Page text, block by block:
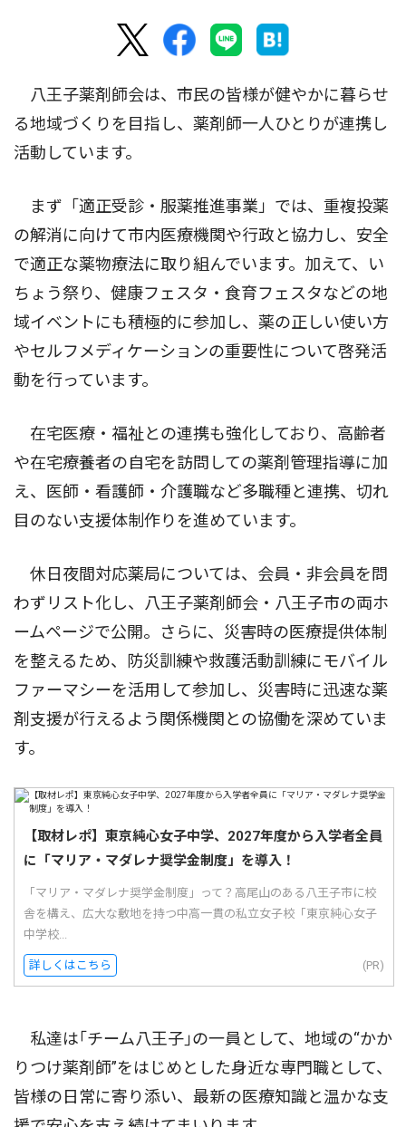
八王子薬剤師会は、市民の皆様が健やかに暮らせ
る地域づくりを目指し、薬剤師一人ひとりが連携し
活動しています。
まず「適正受診・服薬推進事業」では、重複投薬
の解消に向けて市内医療機関や行政と協力し、安全
で適正な薬物療法に取り組んでいます。加えて、い
ちょう祭り、健康フェスタ・食育フェスタなどの地
域イベントにも積極的に参加し、薬の正しい使い方
やセルフメディケーションの重要性について啓発活
動を行っています。
在宅医療・福祉との連携も強化しており、高齢者
や在宅療養者の自宅を訪問しての薬剤管理指導に加
え、医師・看護師・介護職など多職種と連携、切れ
目のない支援体制作りを進めています。
休日夜間対応薬局については、会員・非会員を問
わずリスト化し、八王子薬剤師会・八王子市の両ホ
ームページで公開。さらに、災害時の医療提供体制
を整えるため、防災訓練や救護活動訓練にモバイル
ファーマシーを活用して参加し、災害時に迅速な薬
剤支援が行えるよう関係機関との協働を深めていま
す。
【取材レポ】東京純心女子中学、2027年度から入学者全員
に「マリア・マダレナ奨学金制度」を導入！
「マリア・マダレナ奨学金制度」って？高尾山のある八王子市に校
舎を構え、広大な敷地を持つ中高一貫の私立女子校「東京純心女子
中学校...
詳しくはこちら (PR)
私達は｢チーム八王子｣の一員として、地域の“かか
りつけ薬剤師”をはじめとした身近な専門職として、
皆様の日常に寄り添い、最新の医療知識と温かな支